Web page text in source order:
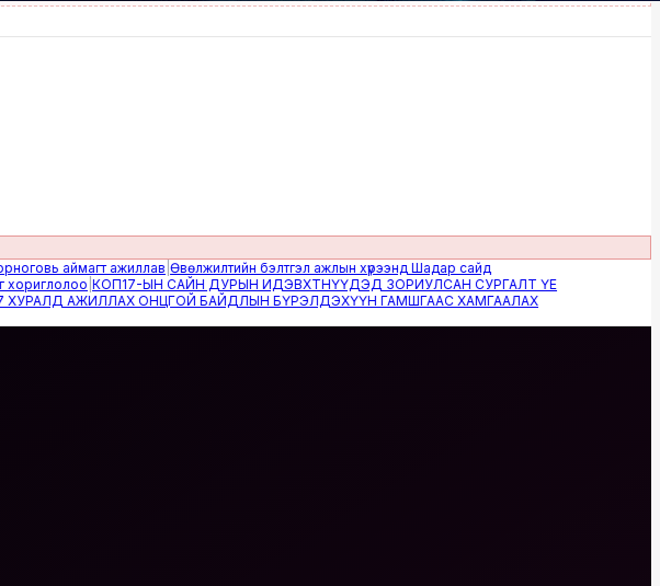
аймагт ажиллав|Өвөлжилтийн бэлтгэл ажлын хүрээнд Шадар сайд
|КОП17-ЫН САЙН ДУРЫН ИДЭВХТНҮҮДЭД ЗОРИУЛСАН СУРГАЛТ ҮЕ
АЖИЛЛАХ ОНЦГОЙ БАЙДЛЫН БҮРЭЛДЭХҮҮН ГАМШГААС ХАМГААЛАХ